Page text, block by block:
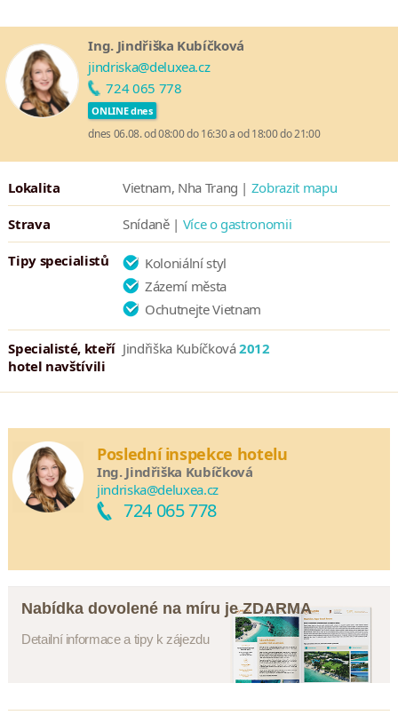
se zapojuje do každoroční akce „Earth Hour“.
Ing. Jindřiška Kubíčková
jindriska@deluxea.cz
724 065 778
ONLINE dnes
dnes 06.08. od 08:00 do 16:30 a od 18:00 do 21:00
Lokalita Vietnam, Nha Trang | Zobrazit mapu
Strava Snídaně | Více o gastronomii
Tipy specialistů
Koloniální styl
Zázemí města
Ochutnejte Vietnam
Specialisté, kteří
hotel navštívili
Jindřiška Kubíčková2012
Poslední inspekce hotelu
Ing. Jindřiška Kubíčková
jindriska@deluxea.cz
724 065 778
Nabídka dovolené na míru je ZDARMA
Detailní informace a tipy k zájezdu